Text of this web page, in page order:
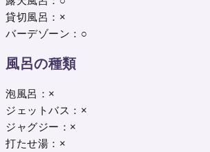
貸切風呂：×
バーデゾーン：○
風呂の種類
泡風呂：×
ジェットバス：×
ジャグジー：×
打たせ湯：×